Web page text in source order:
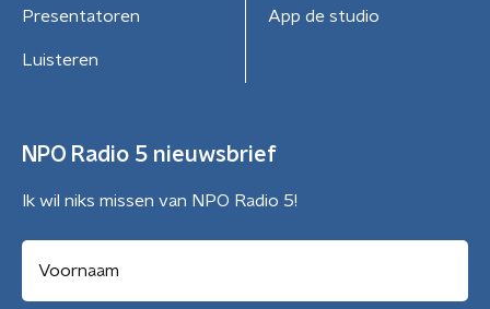
Presentatoren
Luisteren
App de studio
NPO Radio 5 nieuwsbrief
Ik wil niks missen van NPO Radio 5!